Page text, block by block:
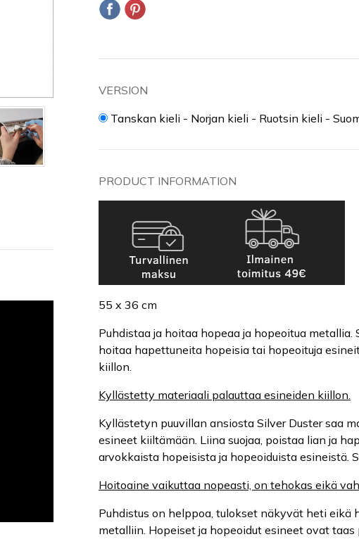
VERSION
Tanskan kieli - Norjan kieli - Ruotsin kieli -
PRODUCT INFORMATION
55 x 36 cm
Puhdistaa ja hoitaa hopeaa ja hopeoitua
hoitaa hapettuneita hopeisia tai hopeoituja
kiillon.
Kyllästetty materiaali palauttaa esineiden kiillon.
Kyllästetyn puuvillan ansiosta Silver Duster saa
esineet kiiltämään. Liina suojaa, poistaa lian ja
arvokkaista hopeisista ja hopeoiduista esineistä.
Hoitoaine vaikuttaa nopeasti, on tehokas eikä
Puhdistus on helppoa, tulokset näkyvät heti eikä
metalliin. Hopeiset ja hopeoidut esineet ovat